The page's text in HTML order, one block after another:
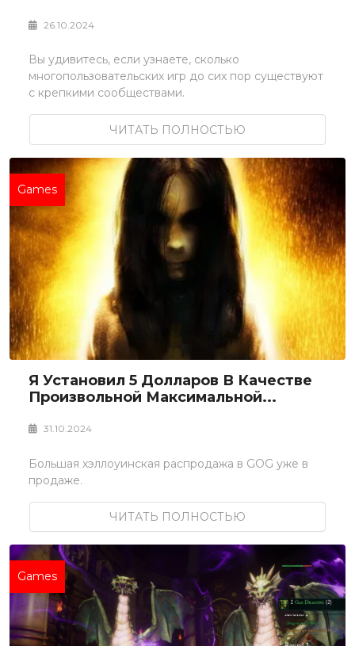
26.10.2024
Вы удивитесь, если узнаете, сколько
многопользовательских игр до сих пор существуют
с крепкими сообществами.
ЧИТАТЬ ПОЛНОСТЬЮ
Games
Я Установил 5 Долларов В Качестве
Произвольной Максимальной...
31.10.2024
Большая хэллоуинская распродажа в GOG уже в
продаже.
ЧИТАТЬ ПОЛНОСТЬЮ
Games